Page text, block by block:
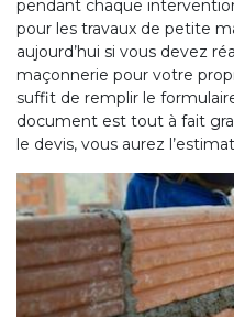
pendant chaque
pour les travaux de petite
aujourd’hui si vous devez
maçonnerie pour votre
suffit de remplir le
document est tout à fait
le devis, vous aurez